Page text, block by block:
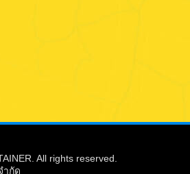
All rights reserved.
ำกัด